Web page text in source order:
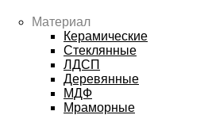
Материал
Керамические
Стеклянные
ЛДСП
Деревянные
МДФ
Мраморные